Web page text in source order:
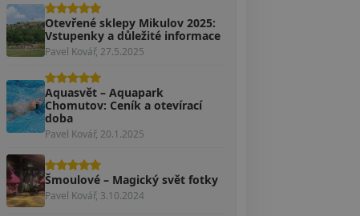
Otevřené sklepy Mikulov 2025:
Vstupenky a důležité informace
Pavel Kovář, 27.5.2025
Aquasvět – Aquapark
Chomutov: Ceník a otevírací
doba
Pavel Kovář, 20.1.2025
Šmoulové – Magický svět fotky
Pavel Kovář, 3.10.2024